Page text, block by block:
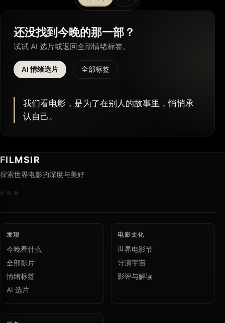
章
分
页
还没找到今晚的那一部？
试试 AI 选片或返回全部情绪标签。
AI 情绪选片 全部标签
我们看电影，是为了在别人的故事里，悄悄承
认自己。
FILMSIR
探索世界电影的深度与美好
发现
今晚看什么
全部影片
情绪标签
AI 选片
电影文化
世界电影节
导演宇宙
影评与解读